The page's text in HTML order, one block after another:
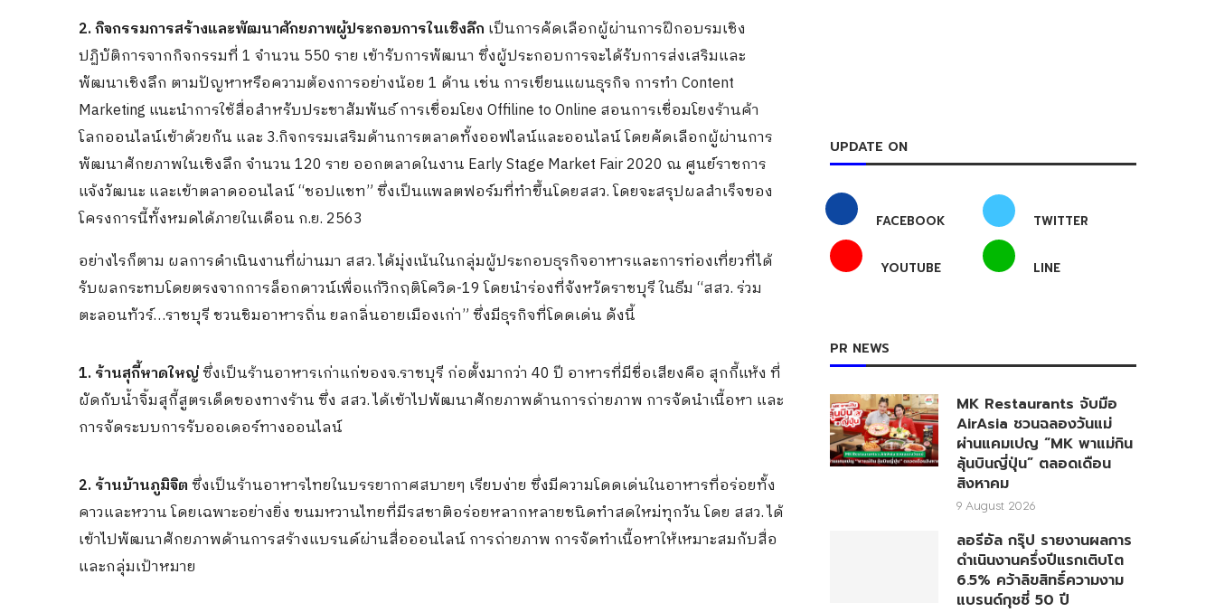
2. กิจกรรมการสร้างและพัฒนาศักยภาพผู้ประกอบการในเชิงลึก เป็นการคัดเลือกผู้ผ่านการฝึกอบรมเชิง
ปฏิบัติการจากกิจกรรมที่ 1 จำนวน 550 ราย เข้ารับการพัฒนา ซึ่งผู้ประกอบการจะได้รับการส่งเสริมและ
พัฒนาเชิงลึก ตามปัญหาหรือความต้องการอย่างน้อย 1 ด้าน เช่น การเขียนแผนธุรกิจ การทำ Content
Marketing แนะนำการใช้สื่อสำหรับประชาสัมพันธ์ การเชื่อมโยง Offiline to Online สอนการเชื่อมโยงร้านค้า
โลกออนไลน์เข้าด้วยกัน และ 3.กิจกรรมเสริมด้านการตลาดทั้งออฟไลน์และออนไลน์ โดยคัดเลือกผู้ผ่านการ
พัฒนาศักยภาพในเชิงลึก จำนวน 120 ราย ออกตลาดในงาน Early Stage Market Fair 2020 ณ ศูนย์ราชการ
แจ้งวัฒนะ และเข้าตลาดออนไลน์ “ชอปแชท” ซึ่งเป็นแพลตฟอร์มที่ทำขึ้นโดยสสว. โดยจะสรุปผลสำเร็จของ
โครงการนี้ทั้งหมดได้ภายในเดือน ก.ย. 2563
อย่างไรก็ตาม ผลการดำเนินงานที่ผ่านมา สสว. ได้มุ่งเน้นในกลุ่มผู้ประกอบธุรกิจอาหารและการท่องเที่ยวที่ได้
รับผลกระทบโดยตรงจากการล็อกดาวน์เพื่อแก้วิกฤติโควิด-19 โดยนำร่องที่จังหวัดราชบุรี ในธีม “สสว. ร่วม
ตะลอนทัวร์…ราชบุรี ชวนชิมอาหารถิ่น ยลกลิ่นอายเมืองเก่า” ซึ่งมีธุรกิจที่โดดเด่น ดังนี้
1. ร้านสุกี้หาดใหญ่ซึ่งเป็นร้านอาหารเก่าแก่ของจ.ราชบุรี ก่อตั้งมากว่า 40 ปี อาหารที่มีชื่อเสียงคือ สุกกี้แห้ง ที่
ผัดกับน้ำจิ้มสุกี้สูตรเด็ดของทางร้าน ซึ่ง สสว. ได้เข้าไปพัฒนาศักยภาพด้านการถ่ายภาพ การจัดนำเนื้อหา และ
การจัดระบบการรับออเดอร์ทางออนไลน์
2. ร้านบ้านภูมิจิตซึ่งเป็นร้านอาหารไทยในบรรยากาศสบายๆ เรียบง่าย ซึ่งมีความโดดเด่นในอาหารที่อร่อยทั้ง
คาวและหวาน โดยเฉพาะอย่างยิ่ง ขนมหวานไทยที่มีรสชาติอร่อยหลากหลายชนิดทำสดใหม่ทุกวัน โดย สสว. ได้
เข้าไปพัฒนาศักยภาพด้านการสร้างแบรนด์ผ่านสื่อออนไลน์ การถ่ายภาพ การจัดทำเนื้อหาให้เหมาะสมกับสื่อ
และกลุ่มเป้าหมาย
UPDATE ON
FACEBOOK TWITTER
YOUTUBE LINE
PR NEWS
MK Restaurants จับมือ
AirAsia ชวนฉลองวันแม่
ผ่านแคมเปญ “MK พาแม่กิน
ลุ้นบินญี่ปุ่น” ตลอดเดือน
สิงหาคม
9 August 2026
ลอรีอัล กรุ๊ป รายงานผลการ
ดำเนินงานครึ่งปีแรกเติบโต
6.5% คว้าลิขสิทธิ์ความงาม
แบรนด์กุชชี่ 50 ปี